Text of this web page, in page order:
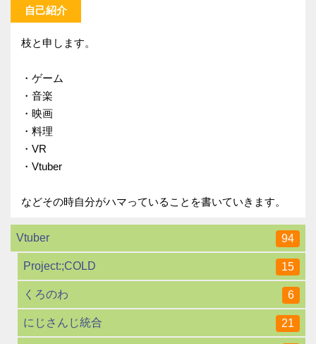
自己紹介
枝と申します。
・ゲーム
・音楽
・映画
・料理
・VR
・Vtuber
などその時自分がハマっていることを書いていきます。
Vtuber 94
Project:;COLD 15
くろのわ 6
にじさんじ統合 21